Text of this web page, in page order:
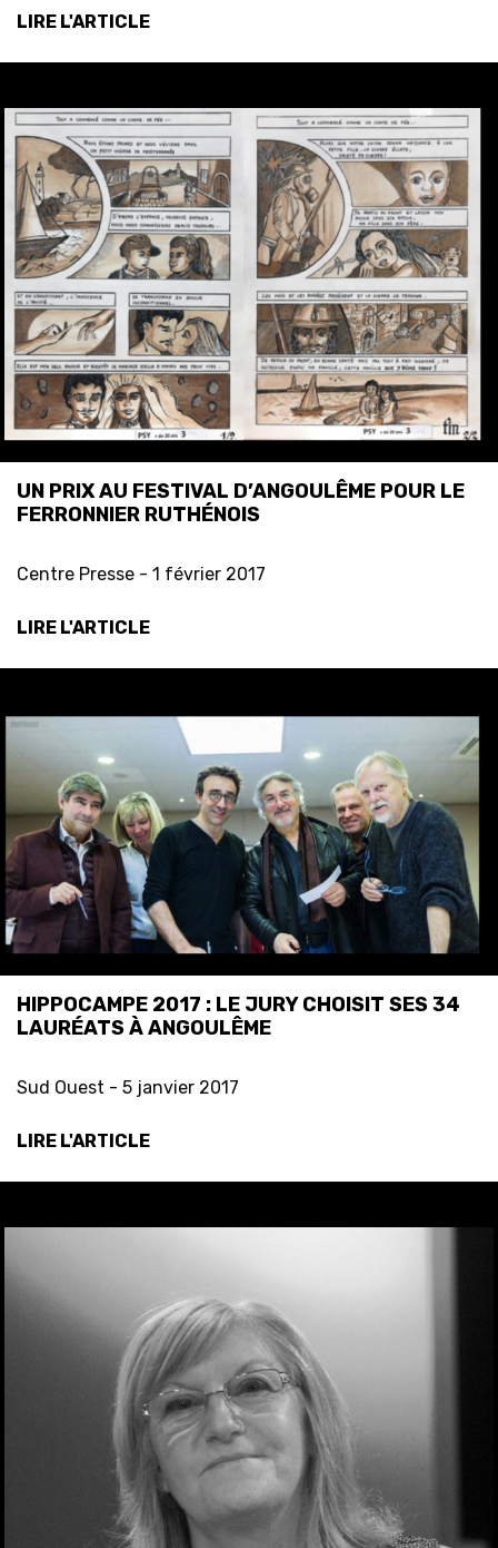
LIRE L'ARTICLE
UN PRIX AU FESTIVAL D’ANGOULÊME POUR LE
FERRONNIER RUTHÉNOIS
Centre Presse - 1 février 2017
LIRE L'ARTICLE
HIPPOCAMPE 2017 : LE JURY CHOISIT SES 34
LAURÉATS À ANGOULÊME
Sud Ouest - 5 janvier 2017
LIRE L'ARTICLE